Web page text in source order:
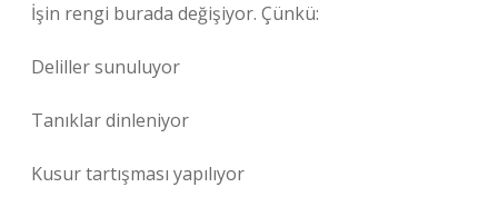
İşin rengi burada değişiyor. Çünkü:
Deliller sunuluyor
Tanıklar dinleniyor
Kusur tartışması yapılıyor